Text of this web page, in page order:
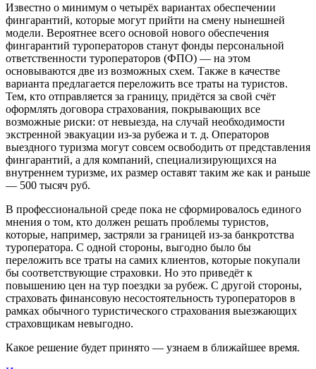
Известно о минимум о четырёх вариантах обеспечении
фингарантий, которые могут прийти на смену нынешней
модели. Вероятнее всего основой нового обеспечения
фингарантий туроператоров станут фонды персональной
ответственности туроператоров (ФПО) — на этом
основываются две из возможных схем. Также в качестве
варианта предлагается переложить все траты на туристов.
Тем, кто отправляется за границу, придётся за свой счёт
оформлять договора страхования, покрывающих все
возможные риски: от невыезда, на случай необходимости
экстренной эвакуации из-за рубежа и т. д. Операторов
выездного туризма могут совсем освободить от представления
фингарантий, а для компаний, специализирующихся на
внутреннем туризме, их размер оставят таким же как и раньше
— 500 тысяч руб.
В профессиональной среде пока не сформировалось единого
мнения о том, кто должен решать проблемы туристов,
которые, например, застряли за границей из-за банкротства
туроператора. С одной стороны, выгодно было бы
переложить все траты на самих клиентов, которые покупали
бы соответствующие страховки. Но это приведёт к
повышению цен на тур поездки за рубеж. С другой стороны,
страховать финансовую несостоятельность туроператоров в
рамках обычного туристического страхования выезжающих
страховщикам невыгодно.
Какое решение будет принято — узнаем в ближайшее время.